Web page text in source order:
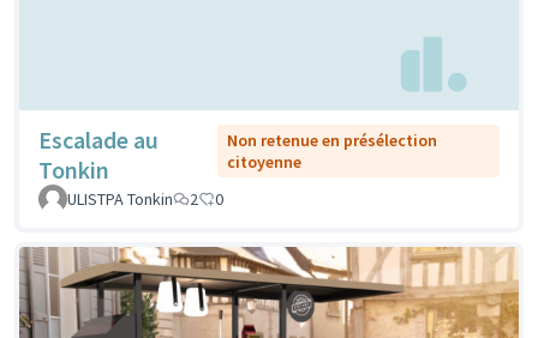
Escalade au
Tonkin
Non retenue en présélection
citoyenne
ULISTPA Tonkin
2 0